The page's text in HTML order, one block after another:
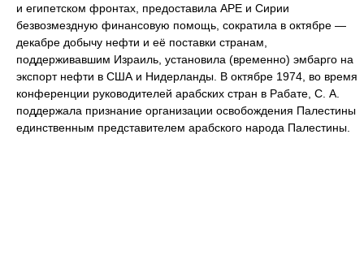
и египетском фронтах, предоставила АРЕ и Сирии
безвозмездную финансовую помощь, сократила в октябре —
декабре добычу нефти и её поставки странам,
поддерживавшим Израиль, установила (временно) эмбарго на
экспорт нефти в США и Нидерланды. В октябре 1974, во время
конференции руководителей арабских стран в Рабате, С. А.
поддержала признание организации освобождения Палестины
единственным представителем арабского народа Палестины.